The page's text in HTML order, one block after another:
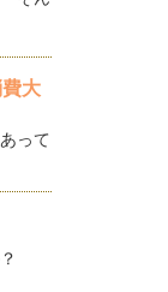
大
って
？